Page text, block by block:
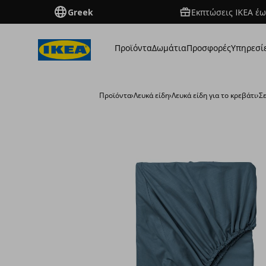
Greek Εκπτώσεις IKEA
ΠροϊόνταΔωμάτιαΠροσφορές
Προϊόντα›Λευκά είδη›Λευκά είδη για το κρεβάτι›